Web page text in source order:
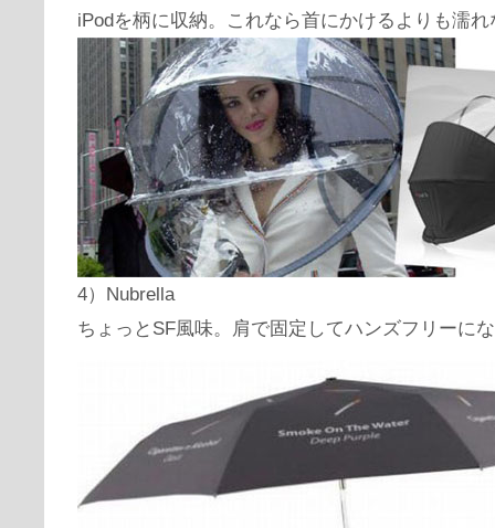
iPodを柄に収納。これなら首にかけるよりも濡
4）Nubrella
ちょっとSF風味。肩で固定してハンズフリーに